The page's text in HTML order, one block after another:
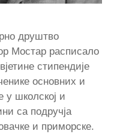
друштво
Мостар расписало
стипендије
основних и
у школској и
са подручја
и приморске.